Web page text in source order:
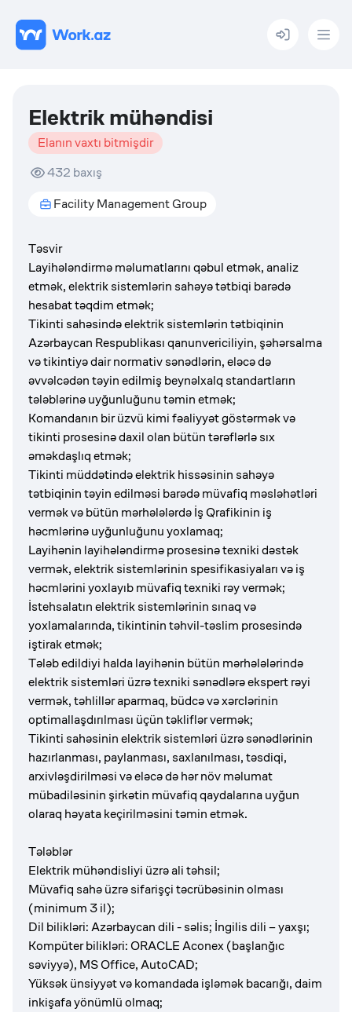
Menu
Elektrik mühəndisi
Elanın vaxtı bitmişdir
432 baxış
Facility Management Group
Təsvir
Layihələndirmə məlumatlarını qəbul etmək, analiz
etmək, elektrik sistemlərin sahəyə tətbiqi barədə
hesabat təqdim etmək;
Tikinti sahəsində elektrik sistemlərin tətbiqinin
Azərbaycan Respublikası qanunvericiliyin, şəhərsalma
və tikintiyə dair normativ sənədlərin, eləcə də
əvvəlcədən təyin edilmiş beynəlxalq standartların
tələblərinə uyğunluğunu təmin etmək;
Komandanın bir üzvü kimi fəaliyyət göstərmək və
tikinti prosesinə daxil olan bütün tərəflərlə sıx
əməkdaşlıq etmək;
Tikinti müddətində elektrik hissəsinin sahəyə
tətbiqinin təyin edilməsi barədə müvafiq məsləhətləri
vermək və bütün mərhələlərdə İş Qrafikinin iş
həcmlərinə uyğunluğunu yoxlamaq;
Layihənin layihələndirmə prosesinə texniki dəstək
vermək, elektrik sistemlərinin spesifikasiyaları və iş
həcmlərini yoxlayıb müvafiq texniki rəy vermək;
İstehsalatın elektrik sistemlərinin sınaq və
yoxlamalarında, tikintinin təhvil-təslim prosesində
iştirak etmək;
Tələb edildiyi halda layihənin bütün mərhələlərində
elektrik sistemləri üzrə texniki sənədlərə ekspert rəyi
vermək, təhlillər aparmaq, büdcə və xərclərinin
optimallaşdırılması üçün təkliflər vermək;
Tikinti sahəsinin elektrik sistemləri üzrə sənədlərinin
hazırlanması, paylanması, saxlanılması, təsdiqi,
arxivləşdirilməsi və eləcə də hər növ məlumat
mübadiləsinin şirkətin müvafiq qaydalarına uyğun
olaraq həyata keçirilməsini təmin etmək.
Tələblər
Elektrik mühəndisliyi üzrə ali təhsil;
Müvafiq sahə üzrə sifarişçi təcrübəsinin olması
(minimum 3 il);
Dil bilikləri: Azərbaycan dili - səlis; İngilis dili – yaxşı;
Kompüter bilikləri: ORACLE Aconex (başlanğıc
səviyyə), MS Office, AutoCAD;
Yüksək ünsiyyət və komandada işləmək bacarığı, daim
inkişafa yönümlü olmaq;